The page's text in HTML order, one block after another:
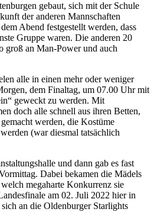
gebaut, sich mit der Schule
der anderen Mannschaften
Abend festgestellt werden, dass
Gruppe waren. Die anderen 20
groß an Man-Power und auch
alle in einen mehr oder weniger
dem Finaltag, um 07.00 Uhr mit
geweckt zu werden. Mit
doch alle schnell aus ihren Betten,
werden, die Kostüme
(war diesmal tatsächlich
und dann gab es fast
Dabei bekamen die Mädels
megaharte Konkurrenz sie
am 02. Juli 2022 hier in
an die Oldenburger Starlights